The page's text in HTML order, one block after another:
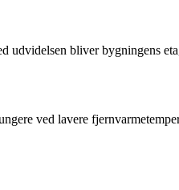
udvidelsen bliver bygningens
ved lavere